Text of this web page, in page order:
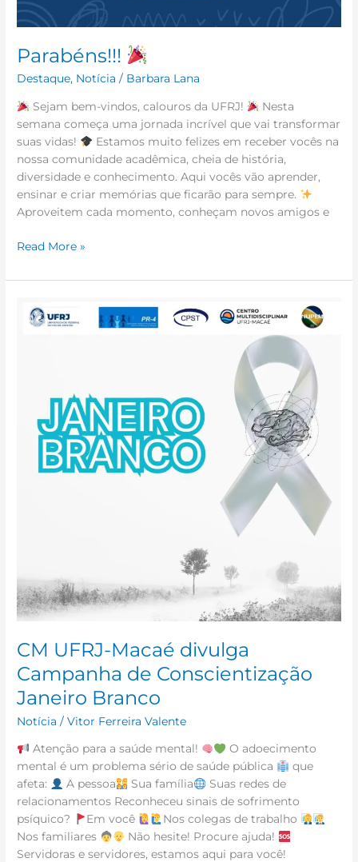
Parabéns!!!
Destaque, Notícia / Barbara Lana
Sejam bem-vindos, calouros da UFRJ!
Nesta
semana começa uma jornada incrível que vai transformar
suas vidas!
Estamos muito felizes em receber vocês na
nossa comunidade acadêmica, cheia de história,
diversidade e conhecimento. Aqui vocês vão aprender,
ensinar e criar memórias que ficarão para sempre.
Aproveitem cada momento, conheçam novos amigos e
Read More »
CM UFRJ-Macaé divulga
Campanha de Conscientização
Janeiro Branco
Notícia /Vitor Ferreira Valente
Atenção para a saúde mental!
O adoecimento
mental é um problema sério de saúde pública
que
afeta:
A pessoa Sua família
Suas redes de
relacionamentos Reconheceu sinais de sofrimento
psíquico?
Em você
Nos colegas de trabalho
Nos familiares
Não hesite! Procure ajuda!
Servidoras e servidores, estamos aqui para você!
CM
UFRJ-
Conscientização
Janeiro
Branco